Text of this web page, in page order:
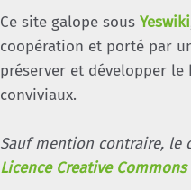
Ce site galope sous Yeswiki
coopération et porté par
préserver et développer
conviviaux.
Sauf mention contraire, le
Licence Creative Commons